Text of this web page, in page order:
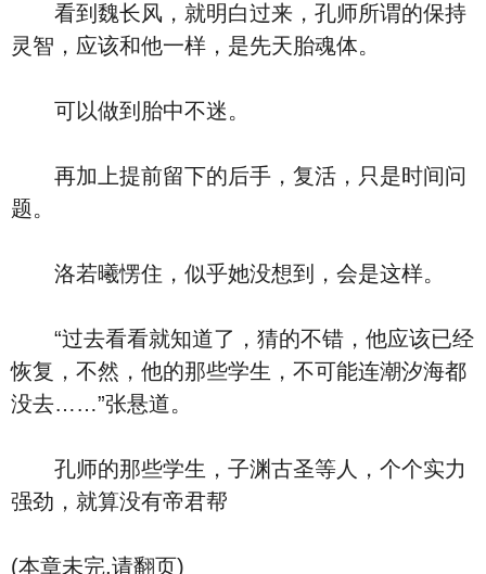
看到魏长风，就明白过来，孔师所谓的保持
灵智，应该和他一样，是先天胎魂体。
可以做到胎中不迷。
再加上提前留下的后手，复活，只是时间问
题。
洛若曦愣住，似乎她没想到，会是这样。
“过去看看就知道了，猜的不错，他应该已经
恢复，不然，他的那些学生，不可能连潮汐海都
没去……”张悬道。
孔师的那些学生，子渊古圣等人，个个实力
强劲，就算没有帝君帮
(本章未完,请翻页)